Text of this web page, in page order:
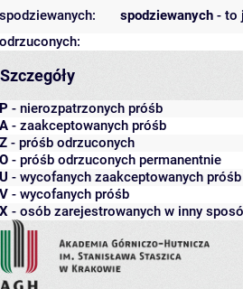
spodziewanych - to
spodziewanych:
odrzuconych:
Szczegóły
P - nierozpatrzonych próśb
A - zaakceptowanych próśb
Z - próśb odrzuconych
O - próśb odrzuconych permanentnie
U - wycofanych zaakceptowanych próśb
V - wycofanych próśb
X - osób zarejestrowanych w inny